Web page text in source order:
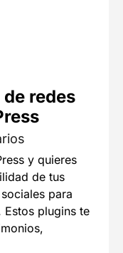
redes
y quieres
de tus
para
Estos plugins te